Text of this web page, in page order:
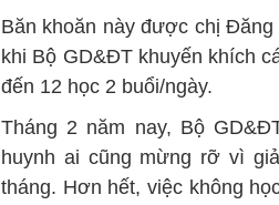
Băn khoăn này được chị
khi Bộ GD&ĐT khuyến khích
đến 12 học 2 buổi/ngày.
Tháng 2 năm nay, Bộ
huynh ai cũng mừng rỡ vì
tháng. Hơn hết, việc không